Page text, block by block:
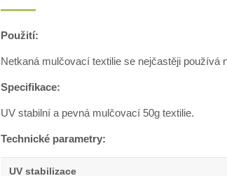
Použití:
Netkaná mulčovací textilie se nejčastěji používá
Specifikace:
UV stabilní a pevná mulčovací 50g textilie.
Technické parametry:
UV stabilizace